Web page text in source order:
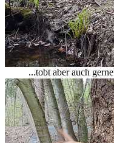
...tobt aber auch